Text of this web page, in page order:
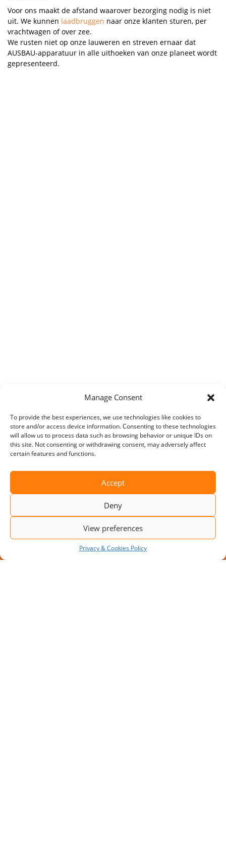
Manage Consent
To provide the best experiences, we use technologies like cookies to
store and/or access device information. Consenting to these technologies
will allow us to process data such as browsing behavior or unique IDs on
this site. Not consenting or withdrawing consent, may adversely affect
certain features and functions.
Accept
Deny
View preferences
Privacy & Cookies Policy
Voor ons maakt de afstand waarover bezorging nodig is niet
uit. We kunnen laadbruggen naar onze klanten sturen, per
vrachtwagen of over zee.
We rusten niet op onze lauweren en streven ernaar dat
AUSBAU-apparatuur in alle uithoeken van onze planeet wordt
gepresenteerd.